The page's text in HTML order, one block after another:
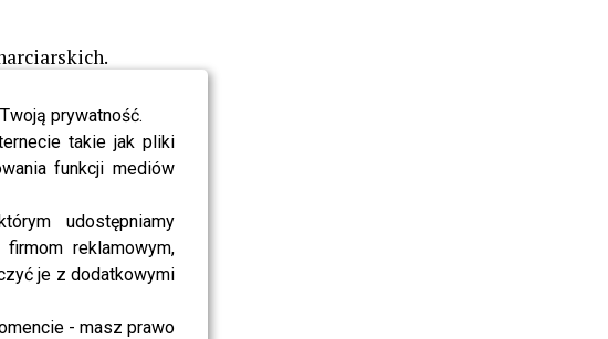
prywatność.
takie jak pliki
funkcji mediów
udostępniamy
reklamowym,
je z dodatkowymi
- masz prawo
na skoczni
niedawno